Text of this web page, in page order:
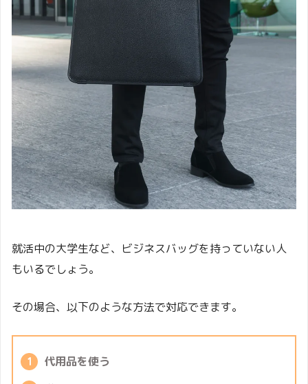
就活中の大学生など、ビジネスバッグを持っていない人
もいるでしょう。
その場合、以下のような方法で対応できます。
代用品を使う